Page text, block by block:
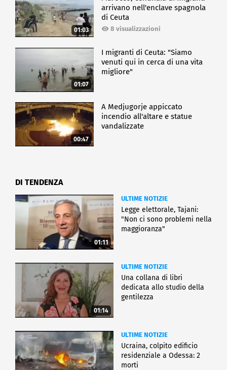
01:03
arrivano nell'enclave spagnola
di Ceuta
8 visualizzazioni
01:07
I migranti di Ceuta: "Siamo
venuti qui in cerca di una vita
migliore"
00:47
A Medjugorje appiccato
incendio all'altare e statue
vandalizzate
DI TENDENZA
01:11
ULTIME NOTIZIE
Legge elettorale, Tajani:
"Non ci sono problemi nella
maggioranza"
01:14
ULTIME NOTIZIE
Una collana di libri
dedicata allo studio della
gentilezza
ULTIME NOTIZIE
Ucraina, colpito edificio
residenziale a Odessa: 2
morti